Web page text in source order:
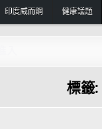
印度威而鋼 健康議題
標籤: